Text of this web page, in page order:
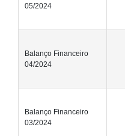
05/2024
Balanço Financeiro
04/2024
Balanço Financeiro
03/2024